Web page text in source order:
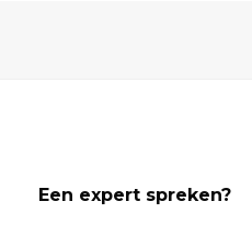
Een expert spreken?